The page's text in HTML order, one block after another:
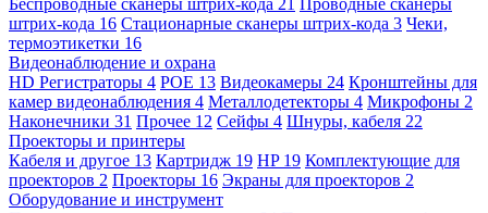
штрих-кода 16 Стационарные сканеры штрих-кода 3 Чеки,
термоэтикетки 16
Видеонаблюдение и охрана
HD Регистраторы 4 POE 13 Видеокамеры 24 Кронштейны для
камер видеонаблюдения 4 Металлодетекторы 4 Микрофоны 2
Наконечники 31 Прочее 12 Сейфы 4 Шнуры, кабеля 22
Проекторы и принтеры
Кабеля и другое 13 Картридж 19 HP 19 Комплектующие для
проекторов 2 Проекторы 16 Экраны для проекторов 2
Оборудование и инструмент